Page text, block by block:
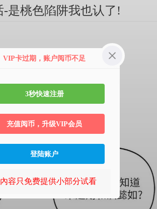
-是桃色陷阱我也认了!
VIP卡过期，账户阅币不足
3秒快速注册
充值阅币，升级VIP会员
登陆账户
容只免费提供小部分试看